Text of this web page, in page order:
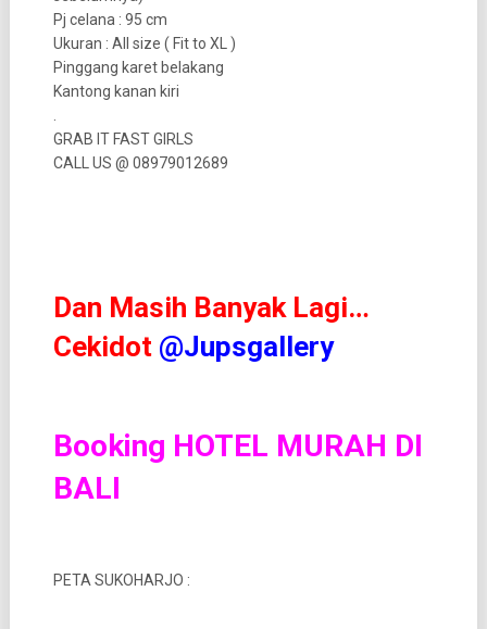
Pj celana : 95 cm
Ukuran : All size ( Fit to XL )
Pinggang karet belakang
Kantong kanan kiri
.
GRAB IT FAST GIRLS
CALL US @ 08979012689
Dan Masih Banyak Lagi…
Cekidot @Jupsgallery
Booking HOTEL MURAH DI
BALI
PETA SUKOHARJO :